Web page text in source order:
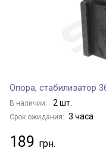
Опора, стабилизатор
В наличии: 2 шт.
Срок ожидания: 3 часа
189